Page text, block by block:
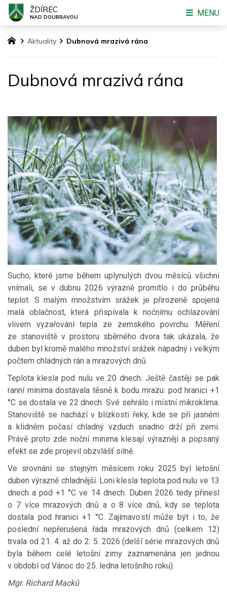
Aktuality Dubnová mrazivá rána
Dubnová mrazivá rána
Sucho, které jsme během uplynulých dvou měsíců všichni
vnímali, se v dubnu 2026 výrazně promítlo i do průběhu
teplot. S malým množstvím srážek je přirozeně spojená
malá oblačnost, která přispívala k nočnímu ochlazování
vlivem vyzařování tepla ze zemského povrchu. Měření
ze stanoviště v prostoru sběrného dvora tak ukázala, že
duben byl kromě malého množství srážek nápadný i velkým
počtem chladných rán a mrazových dnů.
Teplota klesla pod nulu ve 20 dnech. Ještě častěji se pak
ranní minima dostávala těsně k bodu mrazu: pod hranici +1
°C se dostala ve 22 dnech. Své sehrálo i místní mikroklima.
Stanoviště se nachází v blízkosti řeky, kde se při jasném
a klidném počasí chladný vzduch snadno drží při zemi.
Právě proto zde noční minima klesají výrazněji a popsaný
efekt se zde projevil obzvlášť silně.
Ve srovnání se stejným měsícem roku 2025 byl letošní
duben výrazně chladnější. Loni klesla teplota pod nulu ve 13
dnech a pod +1 °C ve 14 dnech. Duben 2026 tedy přinesl
o 7 více mrazových dnů a o 8 více dnů, kdy se teplota
dostala pod hranici +1 °C. Zajímavostí může být i to, že
poslední nepřerušená řada mrazových dnů (celkem 12)
trvala od 21. 4. až do 2. 5. 2026 (delší série mrazových dnů
byla během celé letošní zimy zaznamenána jen jednou
v období od Vánoc do 25. ledna letošního roku).
Mgr. Richard Macků
ŽDÍREC
NAD DOUBRAVOU MENU